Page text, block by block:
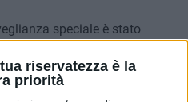
riservatezza è la
priorità
speciale è stato
dall'accusa di violazione degli
speciale di P.S., Antonio Di